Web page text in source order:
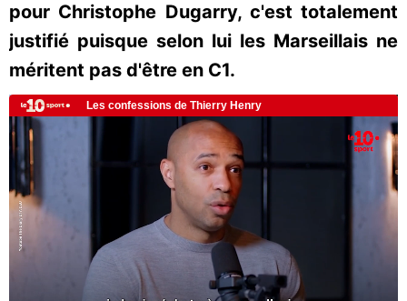
pour Christophe Dugarry, c'est totalement
justifié puisque selon lui les Marseillais ne
méritent pas d'être en C1.